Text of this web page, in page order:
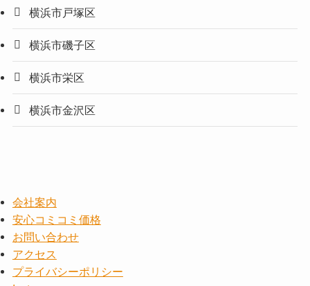
横浜市戸塚区
横浜市磯子区
横浜市栄区
横浜市金沢区
会社案内
安心コミコミ価格
お問い合わせ
アクセス
プライバシーポリシー